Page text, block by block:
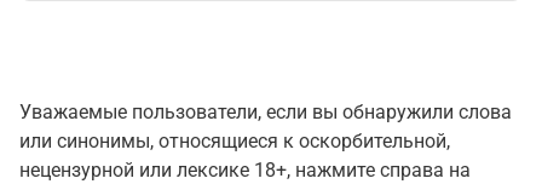
Уважаемые пользователи, если вы обнаружили слова
или синонимы, относящиеся к оскорбительной,
нецензурной или лексике 18+, нажмите справа на